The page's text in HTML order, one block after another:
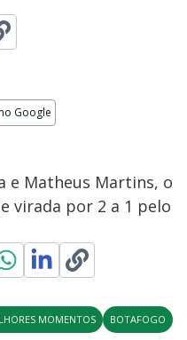
Google
e Matheus Martins, o
virada por 2 a 1 pelo
MOMENTOS BOTAFOGO